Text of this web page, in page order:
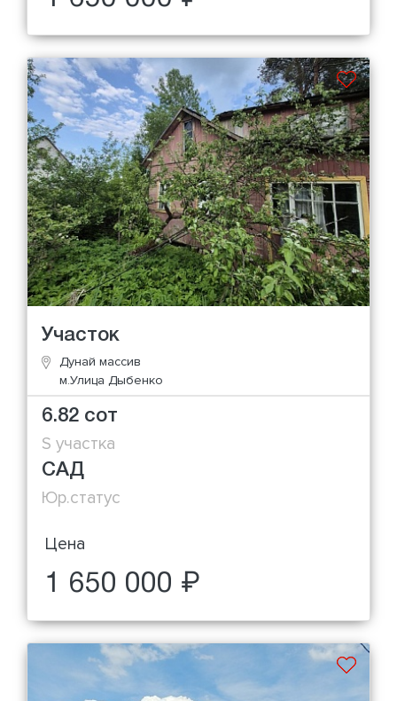
Участок
Дунай массив
м.Улица Дыбенко
6.82 сот
S участка
САД
Юр.статус
Цена
1 650 000 ₽